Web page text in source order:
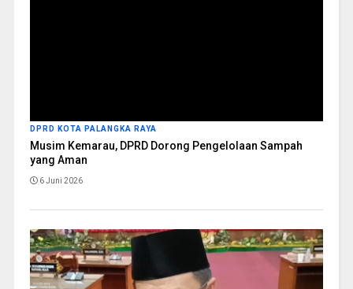
DPRD KOTA PALANGKA RAYA
Musim Kemarau, DPRD Dorong Pengelolaan Sampah
yang Aman
6 Juni 2026